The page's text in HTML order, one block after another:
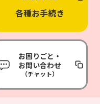
各種お手続き
お困りごと・
お問い合わせ
（チャット）